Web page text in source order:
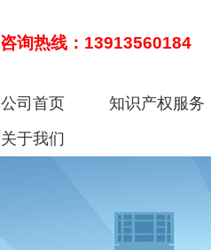
咨询热线：13913560184
公司首页 知识产权服务
关于我们